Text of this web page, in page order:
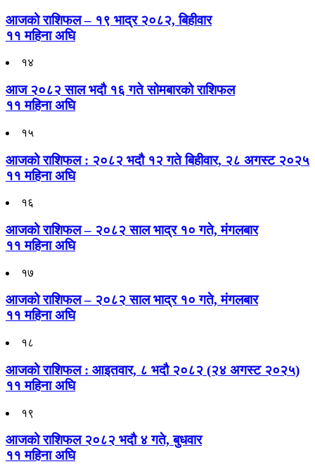
आजको राशिफल – १९ भाद्र २०८२, बिहीवार
११ महिना अघि
१४
आज २०८२ साल भदौ १६ गते सोमबारको राशिफल
११ महिना अघि
१५
आजको राशिफल : २०८२ भदौ १२ गते बिहीवार, २८ अगस्ट २०२५
११ महिना अघि
१६
आजको राशिफल – २०८२ साल भाद्र १० गते, मंगलबार
११ महिना अघि
१७
आजको राशिफल – २०८२ साल भाद्र १० गते, मंगलबार
११ महिना अघि
१८
आजको राशिफल : आइतवार, ८ भदौ २०८२ (२४ अगस्ट २०२५)
११ महिना अघि
१९
आजको राशिफल २०८२ भदाै ४ गते, बुधवार
११ महिना अघि